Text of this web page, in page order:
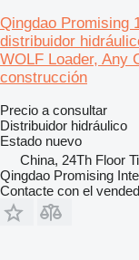
Qingdao Promising
distribuidor
WOLF Loader, Any
construcción
Precio a consultar
Distribuidor hidráulico
Estado nuevo
China, 24Th Floor
Qingdao Promising
Contacte con el